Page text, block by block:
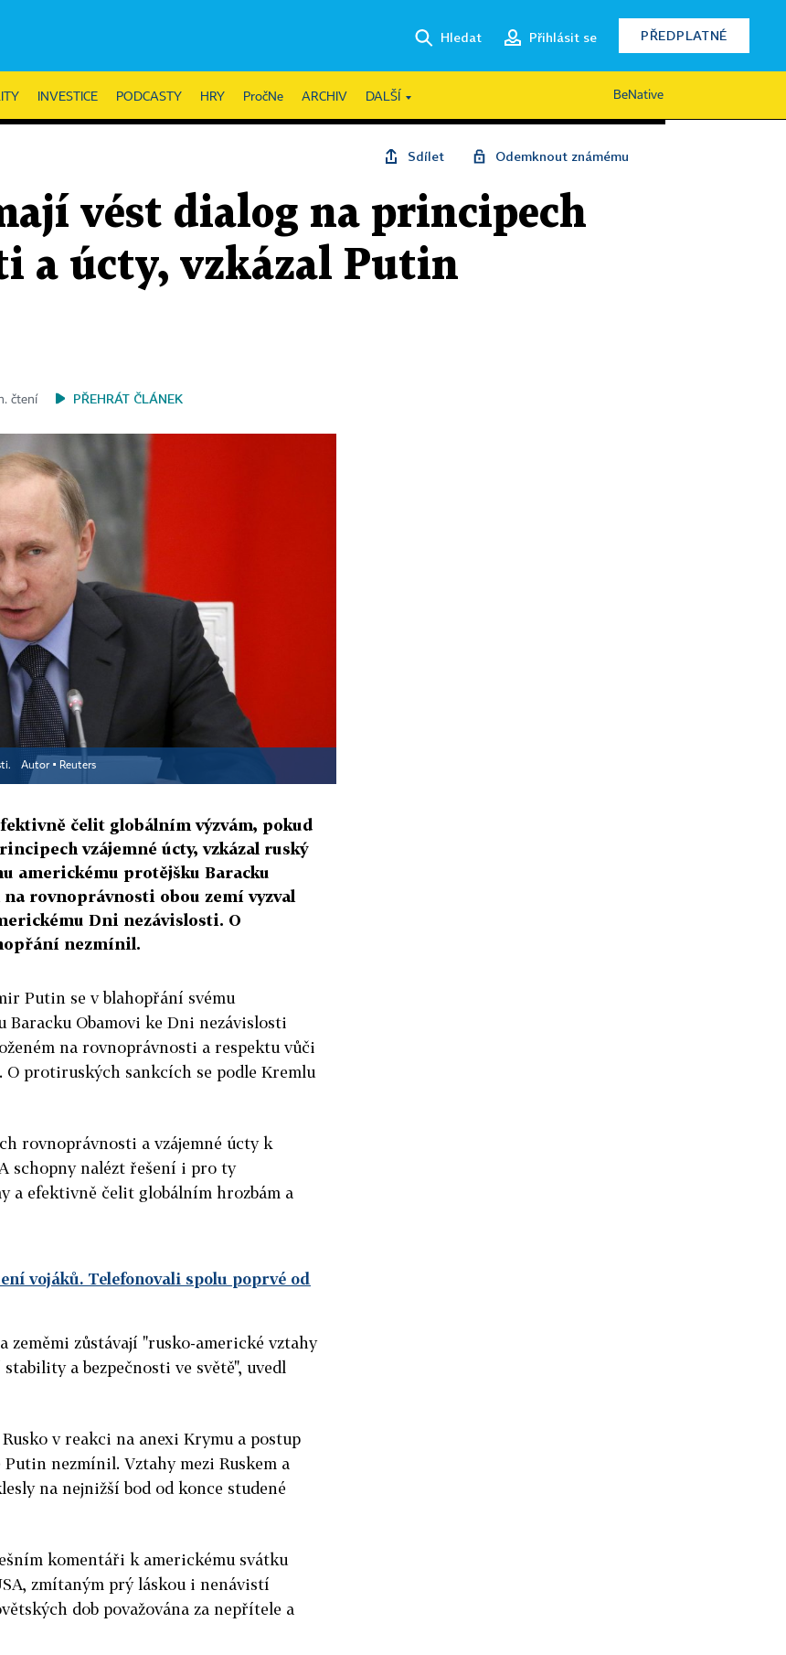
Hledat Přihlásit se PŘEDPLATNÉ
INVESTICE PODCASTY HRY PročNe ARCHIV DALŠÍ BeNative
Sdílet Odemknout známému
vést dialog na principech
a úcty, vzkázal Putin
čtení PŘEHRÁT ČLÁNEK
Autor ▪ Reuters
čelit globálním výzvám, pokud
vzájemné úcty, vzkázal ruský
americkému protějšku Baracku
rovnoprávnosti obou zemí vyzval
Dni nezávislosti. O
nezmínil.
Putin se v blahopřání svému
Baracku Obamovi ke Dni nezávislosti
na rovnoprávnosti a respektu vůči
O protiruských sankcích se podle Kremlu
rovnoprávnosti a vzájemné úcty k
schopny nalézt řešení i pro ty
a efektivně čelit globálním hrozbám a
vojáků. Telefonovali spolu poprvé od
zeměmi zůstávají "rusko-americké vztahy
a bezpečnosti ve světě", uvedl
v reakci na anexi Krymu a postup
nezmínil. Vztahy mezi Ruskem a
na nejnižší bod od konce studené
komentáři k americkému svátku
zmítaným prý láskou i nenávistí
dob považována za nepřítele a